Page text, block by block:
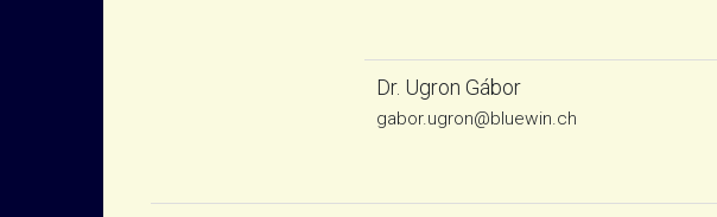
Dr. Ugron Gábor
gabor.ugron@bluewin.ch